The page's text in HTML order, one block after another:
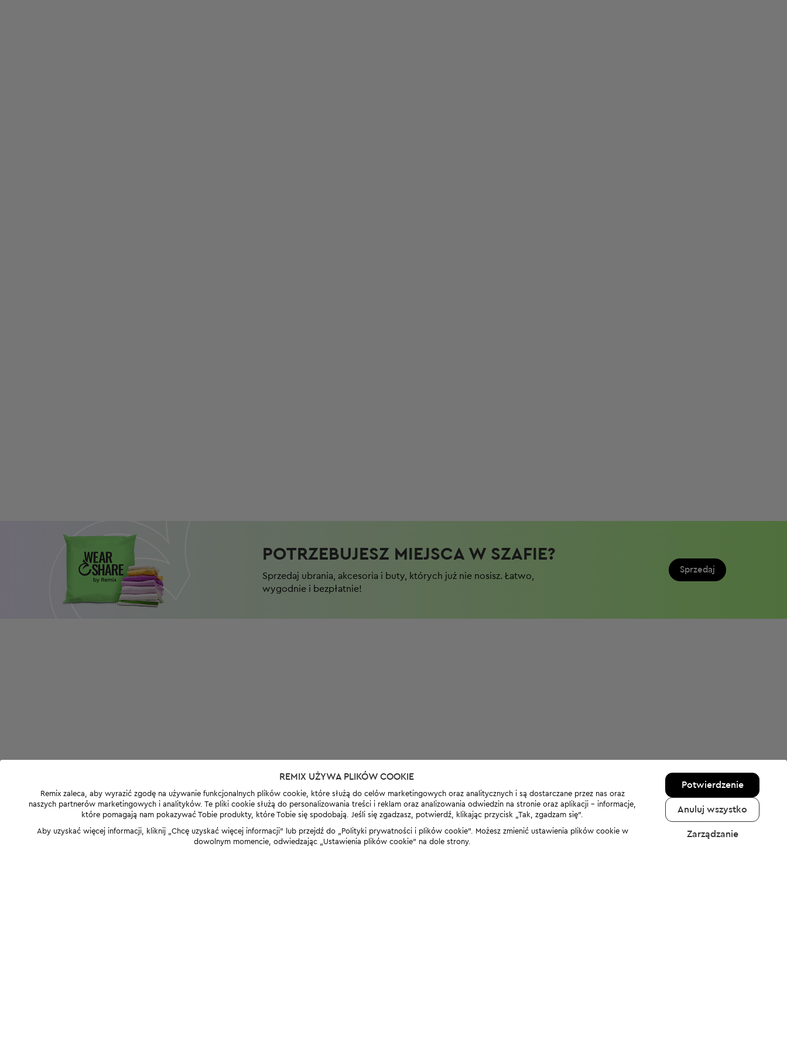
POTRZEBUJESZ MIEJSCA W SZAFIE?​
Sprzedaj ubrania, akcesoria i buty, których już nie nosisz. Łatwo,
wygodnie i bezpłatnie!
Sprzedaj
REMIX UŻYWA PLIKÓW COOKIE
Remix zaleca, aby wyrazić zgodę na używanie funkcjonalnych plików cookie, które służą do celów marketingowych oraz analitycznych i są dostarczane przez nas oraz
naszych partnerów marketingowych i analityków. Te pliki cookie służą do personalizowania treści i reklam oraz analizowania odwiedzin na stronie oraz aplikacji - informacje,
które pomagają nam pokazywać Tobie produkty, które Tobie się spodobają. Jeśli się zgadzasz, potwierdź, klikając przycisk „Tak, zgadzam się”.
Aby uzyskać więcej informacji, kliknij „Chcę uzyskać więcej informacji” lub przejdź do „Polityki prywatności i plików cookie”. Możesz zmienić ustawienia plików cookie w
dowolnym momencie, odwiedzając „Ustawienia plików cookie” na dole strony.
Potwierdzenie
Anuluj wszystko
Zarządzanie